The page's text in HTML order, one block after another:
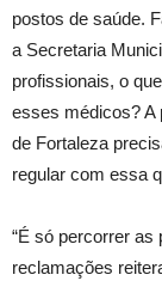
postos de saúde.
a Secretaria
profissionais, o
esses médicos? A
de Fortaleza
regular com essa
“É só percorrer as
reclamações